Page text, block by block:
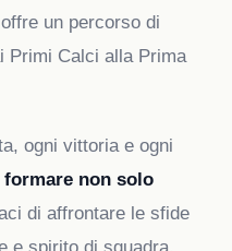
un percorso di
Primi Calci alla Prima
ogni vittoria e ogni
formare non solo
di affrontare le sfide